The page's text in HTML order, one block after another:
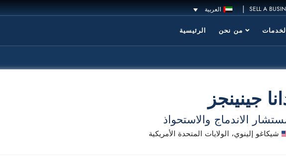
SELL A
| العربية
الرئيسية من نحن
جينينجز
الاندماج والاستحواذ
شيكاغو إلينوي، الولايات المتحدة الأمريكية